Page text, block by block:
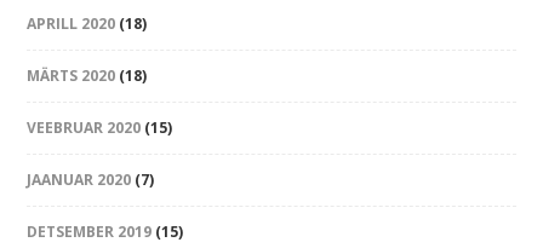
APRILL 2020 (18)
MÄRTS 2020 (18)
VEEBRUAR 2020 (15)
JAANUAR 2020 (7)
DETSEMBER 2019 (15)